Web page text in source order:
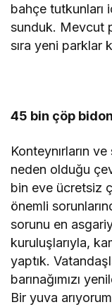
bahçe tutkunları
sunduk. Mevcut
sıra yeni parklar
45 bin çöp
Konteynırların
neden olduğu
bin eve ücretsiz
önemli
sorunu en
kuruluşlarıyla,
yaptık.
barınağımızı
Bir yuva